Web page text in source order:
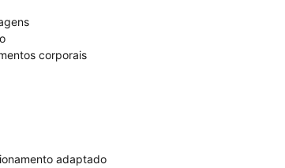
corporais
adaptado